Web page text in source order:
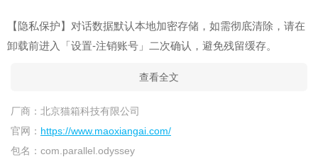
【隐私保护】对话数据默认本地加密存储，如需彻底清除，请在
卸载前进入「设置-注销账号」二次确认，避免残留缓存。
查看全文
厂商： 北京猫箱科技有限公司
官网： https://www.maoxiangai.com/
包名： com.parallel.odyssey